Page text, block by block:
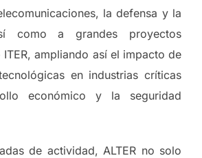
la defensa y la
como a grandes proyectos
ampliando así el impacto de
en industrias críticas
económico y la seguridad
de actividad, ALTER no solo